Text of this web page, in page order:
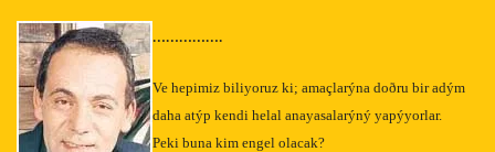
Ve hepimiz biliyoruz ki; amaçlarýna doðru bir adým
daha atýp kendi helal anayasalarýný yapýyorlar.
Peki buna kim engel olacak?